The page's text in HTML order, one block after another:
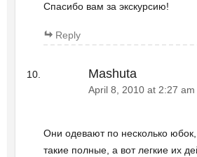
Спасибо вам за экскурсию!
Reply
Mashuta
April 8, 2010 at 2:27 am
Они одевают по несколько юбок,
такие полные, а вот легкие их